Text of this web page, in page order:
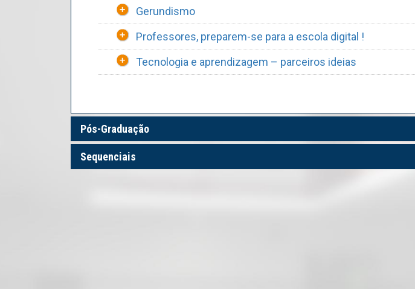
Gerundismo
Professores, preparem-se para a escola digital !
Tecnologia e aprendizagem – parceiros ideias
Pós-Graduação
Sequenciais